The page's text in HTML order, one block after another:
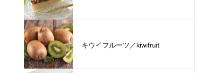
キウイフルーツ／kiwifruit